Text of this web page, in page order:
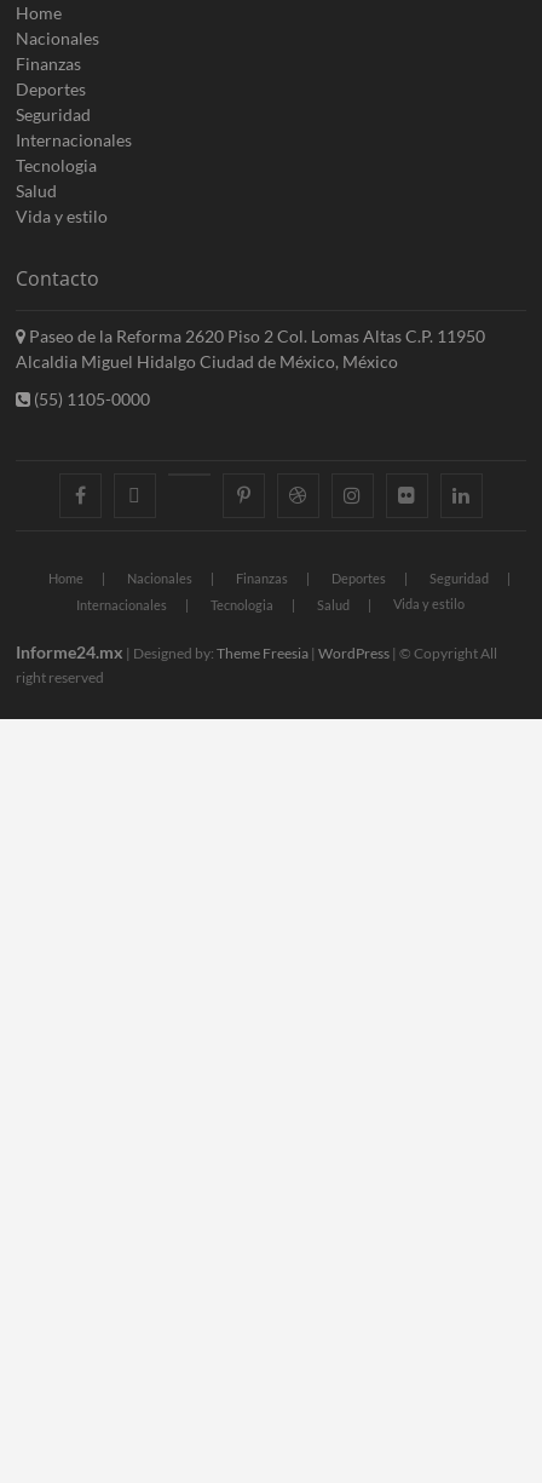
Home
Nacionales
Finanzas
Deportes
Seguridad
Internacionales
Tecnologia
Salud
Vida y estilo
Contacto
Paseo de la Reforma 2620 Piso 2 Col. Lomas Altas C.P. 11950
Alcaldia Miguel Hidalgo Ciudad de México, México
(55) 1105-0000
facebook googlepluspinterestdribbble instagramflickr linkedin
Home Nacionales Finanzas Deportes
Seguridad
Internacionales
Tecnologia Salud Vida y estilo
Informe24.mx | Designed by:Theme Freesia |WordPress | © Copyright All
right reserved